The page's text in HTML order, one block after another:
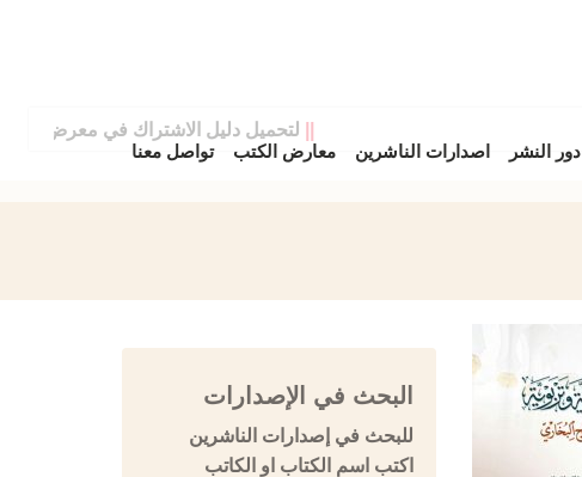
دور النشر اصدارات الناشرين معارض الكتب تواصل معنا
لتحميل دليل الاشتراك في معرض دمشق
البحث في الإصدارات
للبحث في إصدارات الناشرين
اكتب اسم الكتاب او الكاتب